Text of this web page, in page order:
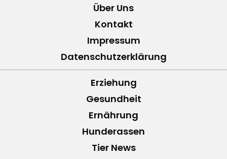
Über Uns
Kontakt
Impressum
Datenschutzerklärung
Erziehung
Gesundheit
Ernährung
Hunderassen
Tier News